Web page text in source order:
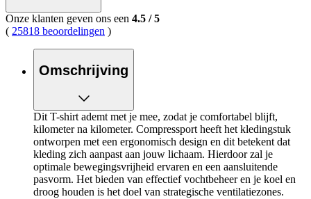
Onze klanten geven ons een 4.5 /5
( 25818 beoordelingen )
Omschrijving
Dit T-shirt ademt met je mee, zodat je comfortabel blijft,
kilometer na kilometer. Compressport heeft het kledingstuk
ontworpen met een ergonomisch design en dit betekent dat
kleding zich aanpast aan jouw lichaam. Hierdoor zal je
optimale bewegingsvrijheid ervaren en een aansluitende
pasvorm. Het bieden van effectief vochtbeheer en je koel en
droog houden is het doel van strategische ventilatiezones.